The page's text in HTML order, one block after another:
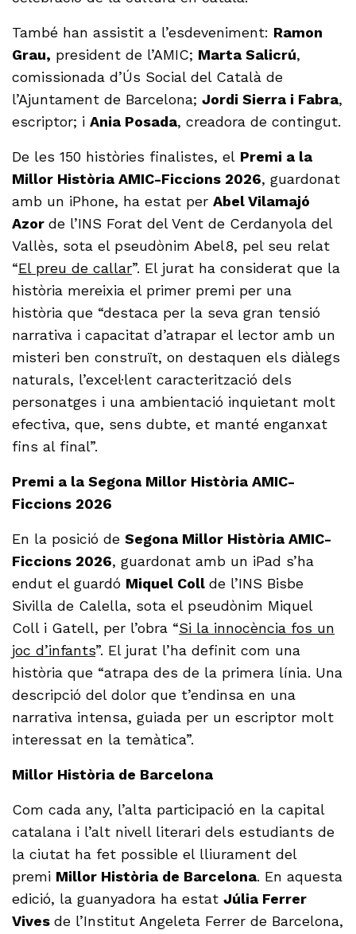
També han assistit a l’esdeveniment: Ramon
Grau, president de l’AMIC; Marta Salicrú,
comissionada d’Ús Social del Català de
l’Ajuntament de Barcelona;Jordi Sierra i Fabra,
escriptor; iAnia Posada, creadora de contingut.
De les 150 històries finalistes, el Premi a la
Millor Història AMIC-Ficcions 2026, guardonat
amb un iPhone, ha estat perAbel Vilamajó
Azorde l’INS Forat del Vent de Cerdanyola del
Vallès, sota el pseudònim Abel8, pel seu relat
“El preu de callar”. El jurat ha considerat que la
història mereixia el primer premi per una
història que “destaca per la seva gran tensió
narrativa i capacitat d’atrapar el lector amb un
misteri ben construït, on destaquen els diàlegs
naturals, l’excel·lent caracterització dels
personatges i una ambientació inquietant molt
efectiva, que, sens dubte, et manté enganxat
fins al final”.
Premi a la Segona Millor Història AMIC-
Ficcions 2026
En la posició deSegona Millor Història AMIC-
Ficcions 2026, guardonat amb un iPad s’ha
endut el guardó Miquel Collde l’INS Bisbe
Sivilla de Calella, sota el pseudònim Miquel
Coll i Gatell, per l’obra “Si la innocència fos un
joc d’infants”. El jurat l’ha definit com una
història que “atrapa des de la primera línia. Una
descripció del dolor que t’endinsa en una
narrativa intensa, guiada per un escriptor molt
interessat en la temàtica”.
Millor Història de Barcelona
Com cada any, l’alta participació en la capital
catalana i l’alt nivell literari dels estudiants de
la ciutat ha fet possible el lliurament del
premi Millor Història de Barcelona. En aquesta
edició, la guanyadora ha estatJúlia Ferrer
Vivesde l’Institut Angeleta Ferrer de Barcelona,